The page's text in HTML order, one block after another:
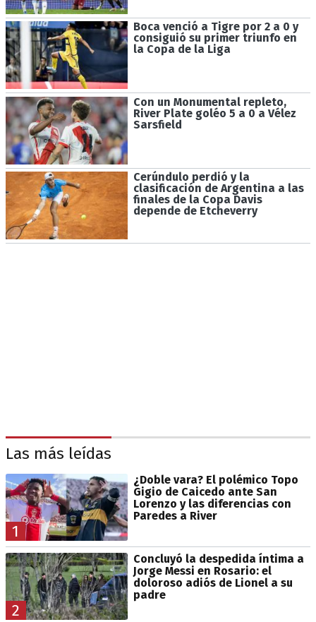
Boca venció a Tigre por 2 a 0 y
consiguió su primer triunfo en
la Copa de la Liga
Con un Monumental repleto,
River Plate goléo 5 a 0 a Vélez
Sarsfield
Cerúndulo perdió y la
clasificación de Argentina a las
finales de la Copa Davis
depende de Etcheverry
Las más leídas
1
¿Doble vara? El polémico Topo
Gigio de Caicedo ante San
Lorenzo y las diferencias con
Paredes a River
2
Concluyó la despedida íntima a
Jorge Messi en Rosario: el
doloroso adiós de Lionel a su
padre